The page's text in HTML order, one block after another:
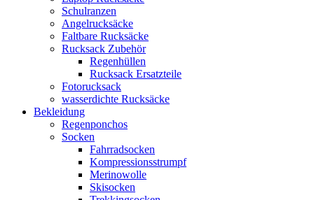
Schulranzen
Angelrucksäcke
Faltbare Rucksäcke
Rucksack Zubehör
Regenhüllen
Rucksack Ersatzteile
Fotorucksack
wasserdichte Rucksäcke
Bekleidung
Regenponchos
Socken
Fahrradsocken
Kompressionsstrumpf
Merinowolle
Skisocken